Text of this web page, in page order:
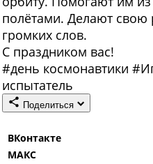
полётами. Делают свою
громких слов.
С праздником вас!
#день космонавтики #
испытатель
Поделиться
ВКонтакте
МАКС